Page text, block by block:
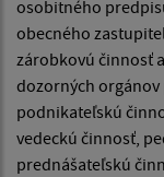
osobitného
obecného
zárobkovú činnosť
dozorných
podnikateľskú
vedeckú činnosť,
prednášateľskú